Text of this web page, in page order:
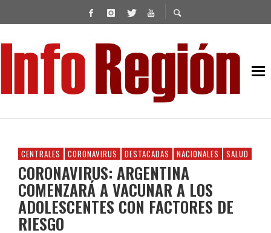
CENTRALES CORONAVIRUS DESTACADAS NACIONALES SALUD
CORONAVIRUS: ARGENTINA
COMENZARÁ A VACUNAR A LOS
ADOLESCENTES CON FACTORES DE
RIESGO